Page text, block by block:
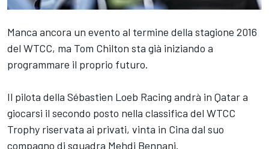
Manca ancora un evento al termine della stagione 2016
del WTCC, ma Tom Chilton sta già iniziando a
programmare il proprio futuro.
Il pilota della Sébastien Loeb Racing andrà in Qatar a
giocarsi il secondo posto nella classifica del WTCC
Trophy riservata ai privati, vinta in Cina dal suo
compagno di squadra Mehdi Bennani.